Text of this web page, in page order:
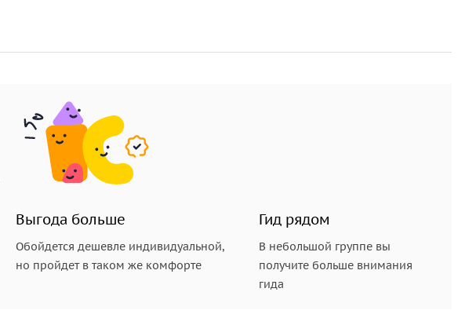
Выгода больше
Обойдется дешевле индивидуальной,
но пройдет в таком же комфорте
Гид рядом
В небольшой группе вы
получите больше внимания
гида